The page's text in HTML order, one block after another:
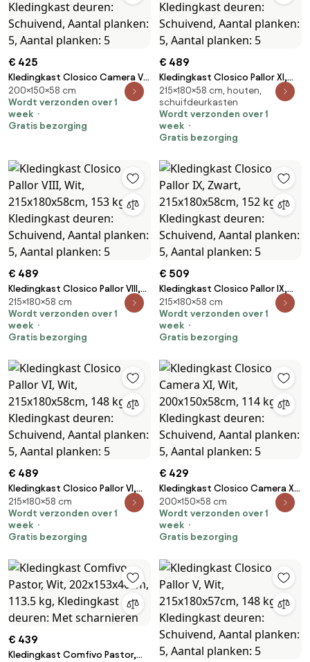
€ 425
Kledingkast Closico Camera V,
Wit, 200x150x58cm, 115 kg,
Kledingkast deuren: Schuivend,
Aantal planken: 5, Aantal
200×150×58 cm
Wordt verzonden over 1
week
Gratis bezorging
€ 489
Kledingkast Closico Pallor XI,
Glanzend zwart, Wit,
215x180x58cm, 129 kg,
Kledingkast deuren: Schuivend,
Aantal planken: 5, Aantal
215×180×58 cm, houten,
schuifdeurkasten
Wordt verzonden over 1
week
Gratis bezorging
€ 489
Kledingkast Closico Pallor VIII,
Wit, 215x180x58cm, 153 kg,
Kledingkast deuren: Schuivend,
Aantal planken: 5, Aantal
215×180×58 cm
Wordt verzonden over 1
week
Gratis bezorging
€ 509
Kledingkast Closico Pallor IX,
Zwart, 215x180x58cm, 152 kg,
Kledingkast deuren: Schuivend,
Aantal planken: 5, Aantal
215×180×58 cm
Wordt verzonden over 1
week
Gratis bezorging
€ 489
Kledingkast Closico Pallor VI,
Wit, 215x180x58cm, 148 kg,
Kledingkast deuren: Schuivend,
Aantal planken: 5, Aantal
215×180×58 cm
Wordt verzonden over 1
week
Gratis bezorging
€ 429
Kledingkast Closico Camera XI,
Wit, 200x150x58cm, 114 kg,
Kledingkast deuren: Schuivend,
Aantal planken: 5, Aantal
200×150×58 cm
Wordt verzonden over 1
week
Gratis bezorging
€ 439
Kledingkast Comfivo Pastor,